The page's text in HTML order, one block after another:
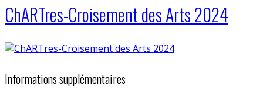
ChARTres-Croisement des Arts 2024
Informations supplémentaires